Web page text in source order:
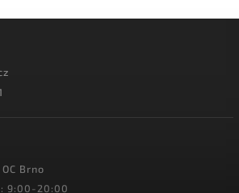
Brno
9:00-20:00